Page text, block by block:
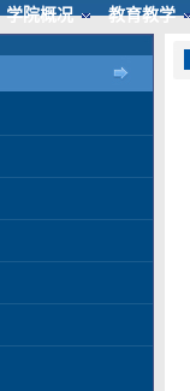
学院概况 教育教学